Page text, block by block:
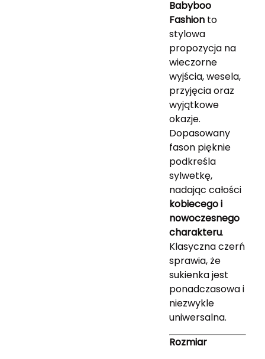
Babyboo
Fashion to
stylowa
propozycja na
wieczorne
wyjścia, wesela,
przyjęcia oraz
wyjątkowe
okazje.
Dopasowany
fason pięknie
podkreśla
sylwetkę,
nadając całości
kobiecego i
nowoczesnego
charakteru.
Klasyczna czerń
sprawia, że
sukienka jest
ponadczasowa i
niezwykle
uniwersalna.
Rozmiar